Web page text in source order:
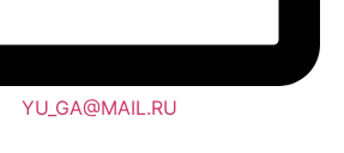
YU_GA@MAIL.RU